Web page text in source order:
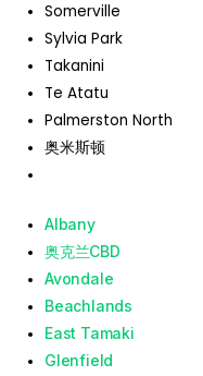
Somerville
Sylvia Park
Takanini
Te Atatu
Palmerston North
奥米斯顿
Albany
奥克兰CBD
Avondale
Beachlands
East Tamaki
Glenfield